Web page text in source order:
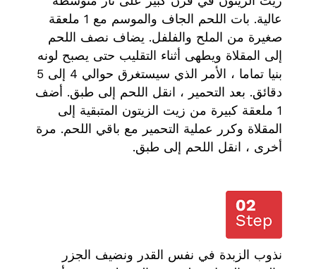
عالية. بات اللحم الجاف والموسم مع 1 ملعقة
صغيرة من الملح والفلفل. يضاف نصف اللحم
إلى المقلاة ويطهى أثناء التقليب حتى يصبح لونه
بنيا تماما ، الأمر الذي سيستغرق حوالي 4 إلى 5
دقائق. بعد التحمير ، انقل اللحم إلى طبق. أضف
1 ملعقة كبيرة من زيت الزيتون المتبقية إلى
المقلاة وكرر عملية التحمير مع باقي اللحم. مرة
أخرى ، انقل اللحم إلى طبق.
نذوب الزبدة في نفس القدر ونضيف الجزر